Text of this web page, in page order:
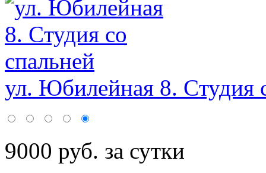
ул. Юбилейная 8. Cтудия
9000 руб. за сутки